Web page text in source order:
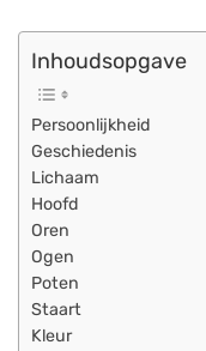
Inhoudsopgave
Persoonlijkheid
Geschiedenis
Lichaam
Hoofd
Oren
Ogen
Poten
Staart
Kleur